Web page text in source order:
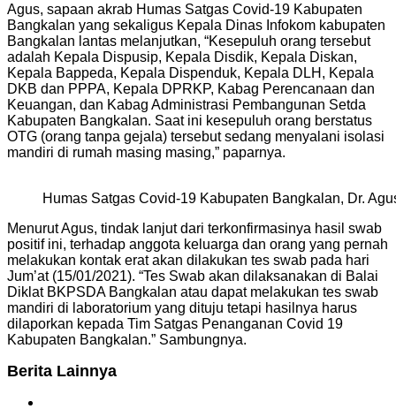
Agus, sapaan akrab Humas Satgas Covid-19 Kabupaten
Bangkalan yang sekaligus Kepala Dinas Infokom kabupaten
Bangkalan lantas melanjutkan, “Kesepuluh orang tersebut
adalah Kepala Dispusip, Kepala Disdik, Kepala Diskan,
Kepala Bappeda, Kepala Dispenduk, Kepala DLH, Kepala
DKB dan PPPA, Kepala DPRKP, Kabag Perencanaan dan
Keuangan, dan Kabag Administrasi Pembangunan Setda
Kabupaten Bangkalan. Saat ini kesepuluh orang berstatus
OTG (orang tanpa gejala) tersebut sedang menyalani isolasi
mandiri di rumah masing masing,” paparnya.
Humas Satgas Covid-19 Kabupaten Bangkalan, Dr.
Menurut Agus, tindak lanjut dari terkonfirmasinya hasil swab
positif ini, terhadap anggota keluarga dan orang yang pernah
melakukan kontak erat akan dilakukan tes swab pada hari
Jum’at (15/01/2021). “Tes Swab akan dilaksanakan di Balai
Diklat BKPSDA Bangkalan atau dapat melakukan tes swab
mandiri di laboratorium yang dituju tetapi hasilnya harus
dilaporkan kepada Tim Satgas Penanganan Covid 19
Kabupaten Bangkalan.” Sambungnya.
Berita Lainnya